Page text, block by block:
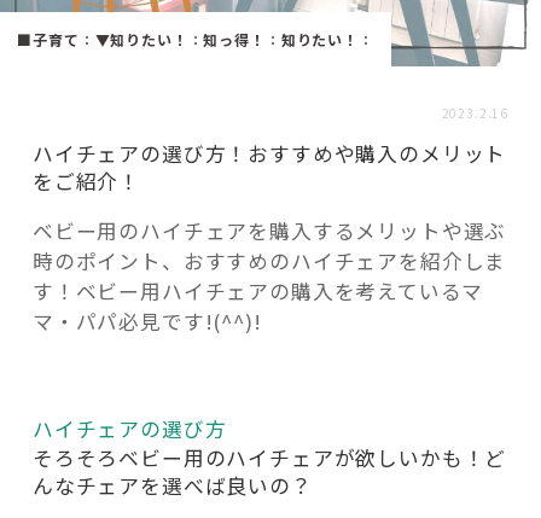
HAREL HAREL
活用事例
「モノ」
fleXe リノベ事例
「ひと」
コーディネーター紹介
■子育て ： ▼知りたい！ ：知っ得！ ： 知りたい！ ：
2023.2.16
ハイチェアの選び方！おすすめや購入のメリット
をご紹介！
ベビー用のハイチェアを購入するメリットや選ぶ
時のポイント、おすすめのハイチェアを紹介しま
す！ベビー用ハイチェアの購入を考えているマ
マ・パパ必見です!(^^)!
ハイチェアの選び方
そろそろベビー用のハイチェアが欲しいかも！ど
んなチェアを選べば良いの？